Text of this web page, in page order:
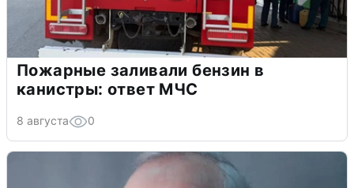
Пожарные заливали бензин в
канистры: ответ МЧС
8 августа 0